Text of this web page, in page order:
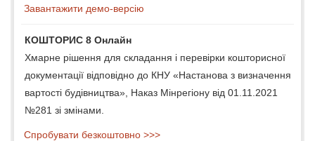
Завантажити демо-версію
КОШТОРИС 8 Онлайн
Хмарне рішення для складання і перевірки кошторисної
документації відповідно до КНУ «Настанова з визначення
вартості будівництва», Наказ Мінрегіону від 01.11.2021
№281 зі змінами.
Спробувати безкоштовно >>>